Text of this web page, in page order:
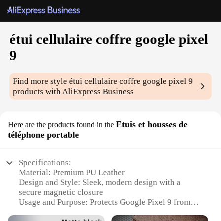
étui cellulaire coffre google pixel
9
Find more styleétui cellulaire coffre google pixel 9
products with AliExpress Business
Here are the products found in the Etuis et housses de
téléphone portable
Specifications:
Material: Premium PU Leather
Design and Style: Sleek, modern design with a
secure magnetic closure
Usage and Purpose: Protects Google Pixel 9 from